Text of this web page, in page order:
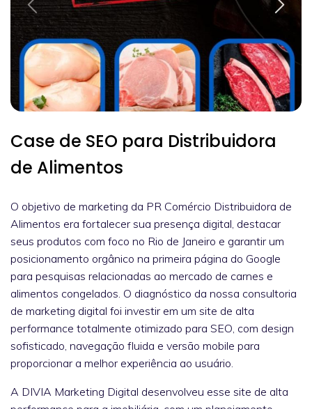
Case de SEO para Distribuidora
de Alimentos
O objetivo de marketing da PR Comércio Distribuidora de
Alimentos era fortalecer sua presença digital, destacar
seus produtos com foco no Rio de Janeiro e garantir um
posicionamento orgânico na primeira página do Google
para pesquisas relacionadas ao mercado de carnes e
alimentos congelados. O diagnóstico da nossa consultoria
de marketing digital foi investir em um site de alta
performance totalmente otimizado para SEO, com design
sofisticado, navegação fluida e versão mobile para
proporcionar a melhor experiência ao usuário.
A DIVIA Marketing Digital desenvolveu esse site de alta